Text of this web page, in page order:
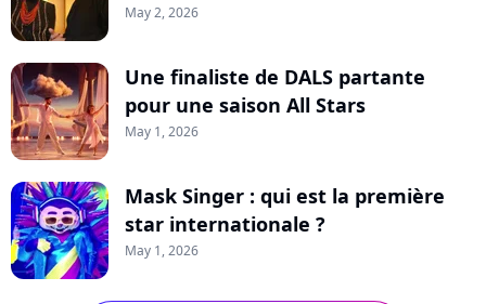
May 2, 2026
Une finaliste de DALS partante
pour une saison All Stars
May 1, 2026
Mask Singer : qui est la première
star internationale ?
May 1, 2026